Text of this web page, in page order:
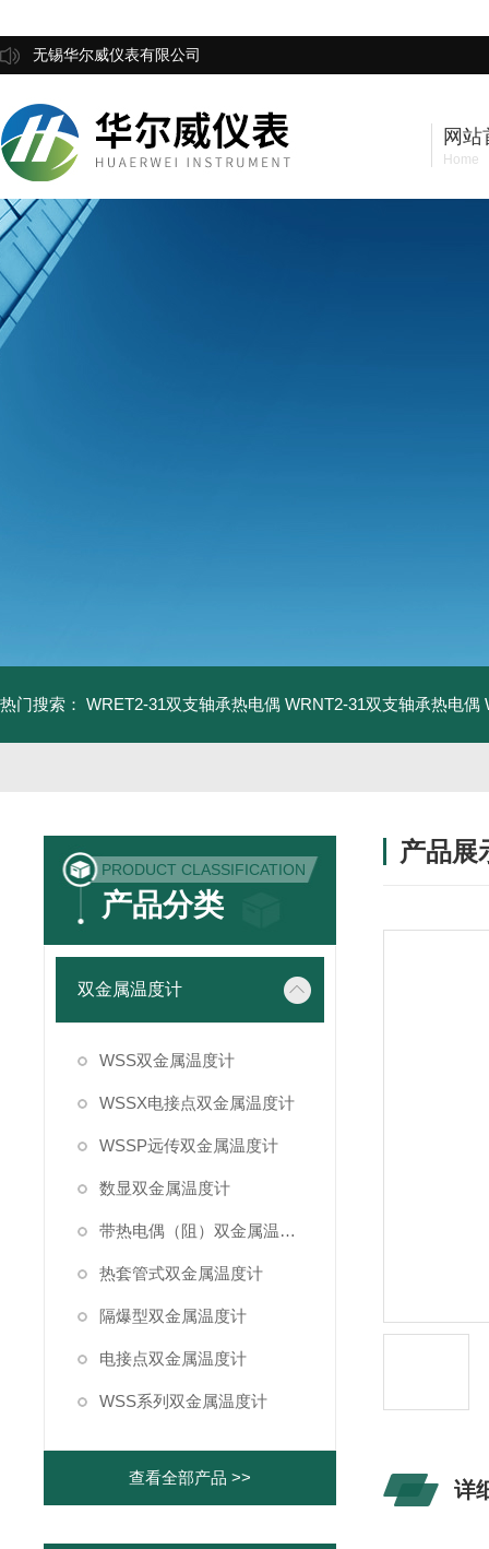
无锡华尔威仪表有限公司
网站
Home
热门搜索： WRET2-31双支轴承热电偶 WRNT2-31双支轴承热电偶
PRODUCT CLASSIFICATION
产品分类
双金属温度计
WSS双金属温度计
WSSX电接点双金属温度计
WSSP远传双金属温度计
数显双金属温度计
带热电偶（阻）双金属温度计
热套管式双金属温度计
隔爆型双金属温度计
电接点双金属温度计
WSS系列双金属温度计
查看全部产品 >>
产品展
详